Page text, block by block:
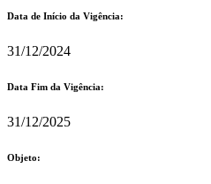
Data de Início da Vigência:
31/12/2024
Data Fim da Vigência:
31/12/2025
Objeto: